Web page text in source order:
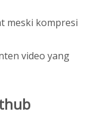
meski kompresi
video yang